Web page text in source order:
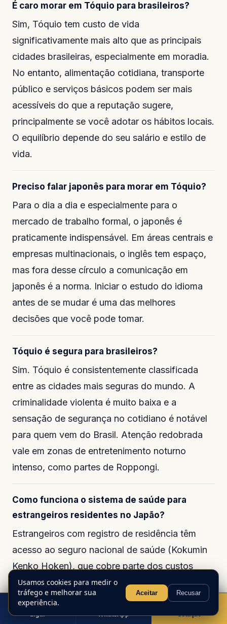
É caro morar em Tóquio para brasileiros?
Sim, Tóquio tem custo de vida
significativamente mais alto que as principais
cidades brasileiras, especialmente em moradia.
No entanto, alimentação cotidiana, transporte
público e serviços básicos podem ser mais
acessíveis do que a reputação sugere,
principalmente se você adotar os hábitos locais.
O equilíbrio depende do seu salário e estilo de
vida.
Preciso falar japonês para morar em Tóquio?
Para o dia a dia e especialmente para o
mercado de trabalho formal, o japonês é
praticamente indispensável. Em áreas centrais e
empresas multinacionais, o inglês tem espaço,
mas fora desse círculo a comunicação em
japonês é a norma. Iniciar o estudo do idioma
antes de se mudar é uma das melhores
decisões que você pode tomar.
Tóquio é segura para brasileiros?
Sim. Tóquio é consistentemente classificada
entre as cidades mais seguras do mundo. A
criminalidade violenta é muito baixa e a
sensação de segurança no cotidiano é notável
para quem vem do Brasil. Atenção redobrada
vale em zonas de entretenimento noturno
intenso, como partes de Roppongi.
Como funciona o sistema de saúde para
estrangeiros residentes no Japão?
Estrangeiros com registro de residência têm
acesso ao seguro nacional de saúde (Kokumin
Kenko Hoken), que cobre parte dos custos
médicos. A qualidade dos serviços é alta, mas a
barreira do idioma pode dificultar o
atendimento. Recomenda-se buscar clínicas
Ligar WhatsApp Cotação
Usamos cookies para medir o
tráfego e melhorar sua
experiência.
Aceitar Recusar